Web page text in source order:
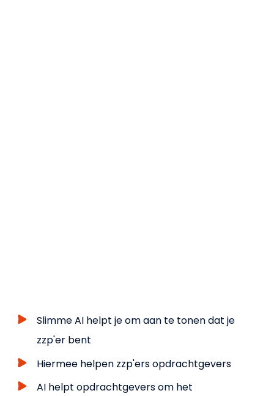
Slimme AI helpt je om aan te tonen dat je
zzp'er bent
Hiermee helpen zzp'ers opdrachtgevers
AI helpt opdrachtgevers om het